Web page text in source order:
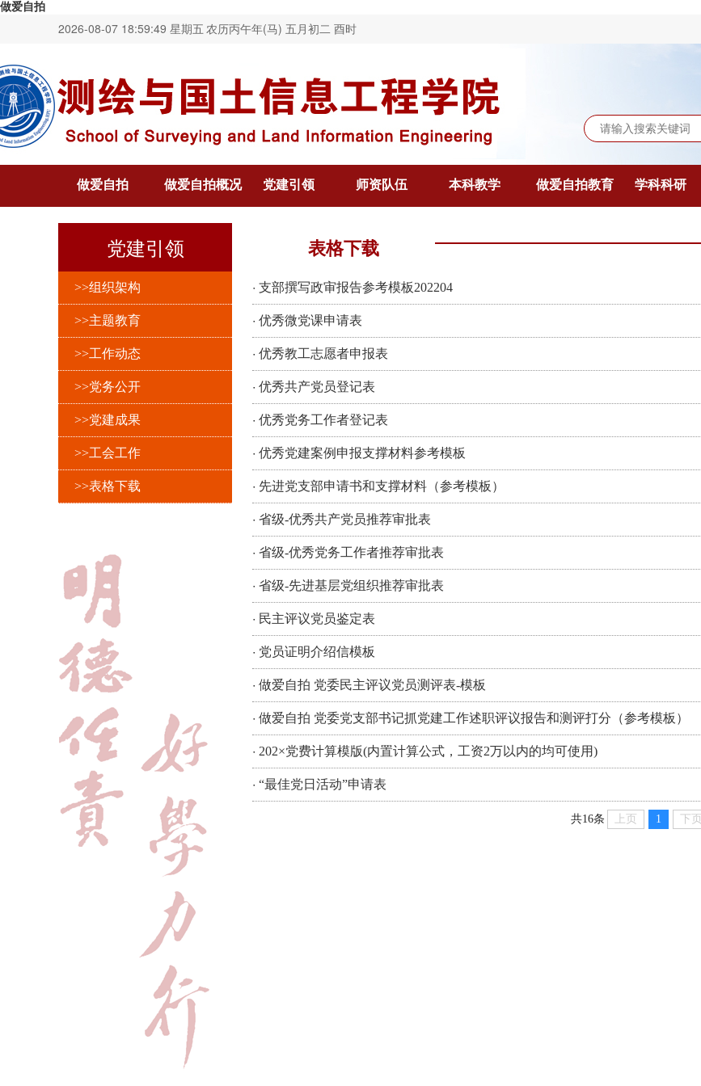
做爱自拍
2026-08-07 18:59:49 星期五 农历丙午年(马) 五月初二 酉时
做爱自拍 做爱自拍概况 党建引领 师资队伍 本科教学 做爱自拍教育 学科科研
党建引领
>>组织架构
>>主题教育
>>工作动态
>>党务公开
>>党建成果
>>工会工作
>>表格下载
表格下载
· 支部撰写政审报告参考模板202204
· 优秀微党课申请表
· 优秀教工志愿者申报表
· 优秀共产党员登记表
· 优秀党务工作者登记表
· 优秀党建案例申报支撑材料参考模板
· 先进党支部申请书和支撑材料（参考模板）
· 省级-优秀共产党员推荐审批表
· 省级-优秀党务工作者推荐审批表
· 省级-先进基层党组织推荐审批表
· 民主评议党员鉴定表
· 党员证明介绍信模板
· 做爱自拍 党委民主评议党员测评表-模板
· 做爱自拍 党委党支部书记抓党建工作述职评议报告和测评打分（参考模板）
· 202×党费计算模版(内置计算公式，工资2万以内的均可使用)
· “最佳党日活动”申请表
共16条 上页 1 下页